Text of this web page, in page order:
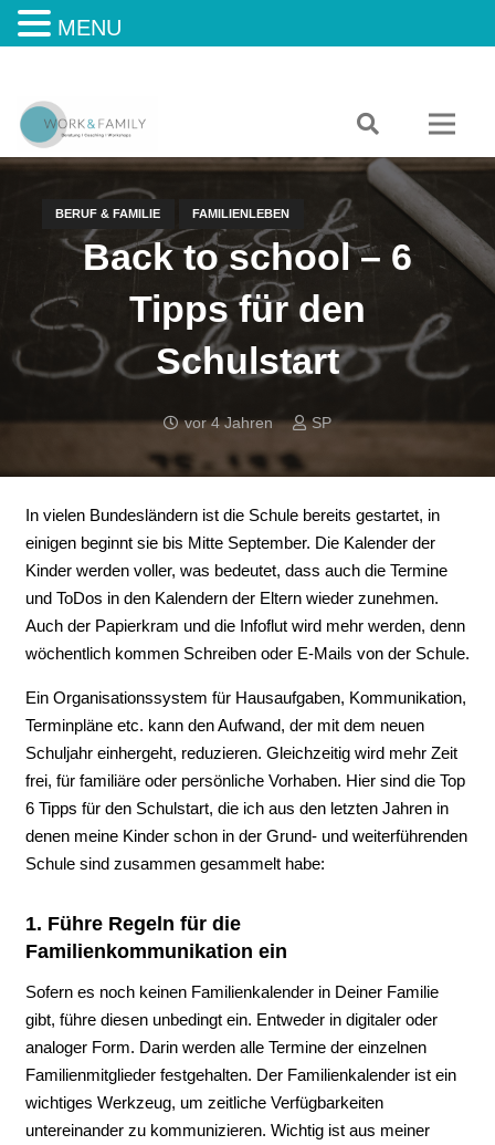
BERUF & FAMILIE FAMILIENLEBEN
Back to school – 6
Tipps für den
Schulstart
vor 4 Jahren SP
In vielen Bundesländern ist die Schule bereits gestartet, in
einigen beginnt sie bis Mitte September. Die Kalender der
Kinder werden voller, was bedeutet, dass auch die Termine
und ToDos in den Kalendern der Eltern wieder zunehmen.
Auch der Papierkram und die Infoflut wird mehr werden, denn
wöchentlich kommen Schreiben oder E-Mails von der Schule.
Ein Organisationssystem für Hausaufgaben, Kommunikation,
Terminpläne etc. kann den Aufwand, der mit dem neuen
Schuljahr einhergeht, reduzieren. Gleichzeitig wird mehr Zeit
frei, für familiäre oder persönliche Vorhaben. Hier sind die Top
6 Tipps für den Schulstart, die ich aus den letzten Jahren in
denen meine Kinder schon in der Grund- und weiterführenden
Schule sind zusammen gesammelt habe:
1. Führe Regeln für die
Familienkommunikation ein
Sofern es noch keinen Familienkalender in Deiner Familie
gibt, führe diesen unbedingt ein. Entweder in digitaler oder
analoger Form. Darin werden alle Termine der einzelnen
Familienmitglieder festgehalten. Der Familienkalender ist ein
wichtiges Werkzeug, um zeitliche Verfügbarkeiten
untereinander zu kommunizieren. Wichtig ist aus meiner
MENU